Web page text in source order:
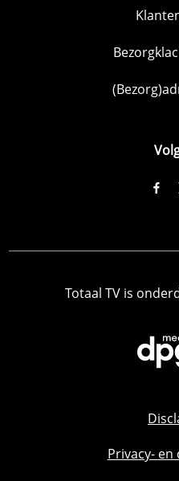
Totaal TV is
Privacy-